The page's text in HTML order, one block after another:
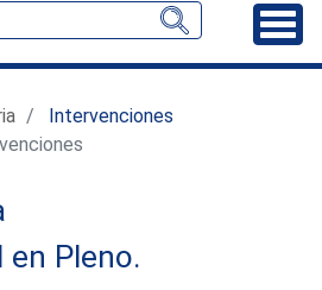
Intervenciones
en Pleno.